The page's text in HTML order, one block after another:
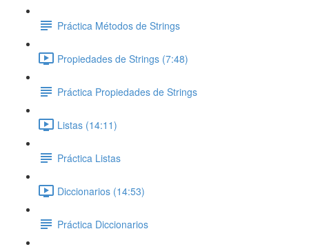
Práctica Métodos de Strings
Propiedades de Strings (7:48)
Práctica Propiedades de Strings
Listas (14:11)
Práctica Listas
Diccionarios (14:53)
Práctica Diccionarios